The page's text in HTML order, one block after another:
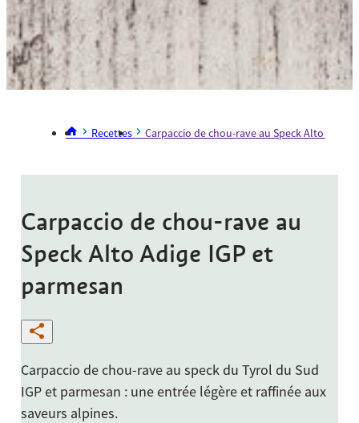
Recettes Carpaccio de chou-rave au Speck Alto Adige
Carpaccio de chou-rave au
Speck Alto Adige IGP et
parmesan
Carpaccio de chou-rave au speck du Tyrol du Sud
IGP et parmesan : une entrée légère et raffinée aux
saveurs alpines.